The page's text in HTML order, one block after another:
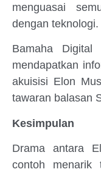
menguasai
dengan teknologi.
Bamaha
mendapatkan
akuisisi Elon
tawaran balasan
Kesimpulan
Drama antara
contoh menarik